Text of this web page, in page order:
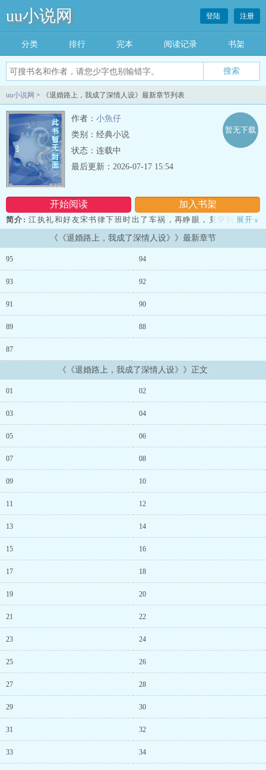
uu小说网 登陆 注册
分类 排行 完本 阅读记录 书架
uu小说网 > 《退婚路上，我成了深情人设》最新章节列表
作者： 小魚仔
类别：经典小说
状态：连载中
开始阅读 加入书架
暂无下载
最后更新：2026-07-17 15:54
简介: 江执礼和好友宋书律下班时出了车祸，再睁眼，竟穿到一个以
诗为命的架空王朝。坏消息：她穿成了京城闻名的诗难嫡女，文采烂
到全国皆知。更坏的消息：她居然还有一个未婚妻。最好消息：未婚
妻沈昭微好像很讨厌她。江执礼松了一口气。太好了。只要她继续保
花诗。众人感动落泪：「这一定是送给沈姑娘的吧？啊啊啊好浪
漫！」她压力太大，在家唱了首情歌。刚好路过的沈昭微耳尖泛红：
「她……是唱给我的吗？」她想故意出糗，投壶时随手一把luan撒。
结果一阵风过，十支全中。众人震惊：「文武双全！公孙小姐是不是
在沈姑娘面前表现自己？」江执礼：「……」终于，她鼓起勇气，在
马车上开口。「沈姑娘，我觉得这婚事……」话没说完，马车猛地一
颠。她整个人直接撞进沈昭微怀里。沈昭微：「……」江执礼：
「……」沈昭微红着脸，轻声问：「执礼，妳刚要同我说什么？」刚
吃完人家豆腐，完全说不出退婚两个字的江执礼：「……没什么。」
全京城：给我成婚！！！！这次是古代小甜文 保证甜到蛀牙...
展开 »
《《退婚路上，我成了深情人设》》最新章节
95 94
93 92
91 90
89 88
87
《《退婚路上，我成了深情人设》》正文
01 02
03 04
05 06
07 08
09 10
11 12
13 14
15 16
17 18
19 20
21 22
23 24
25 26
27 28
29 30
31 32
33 34